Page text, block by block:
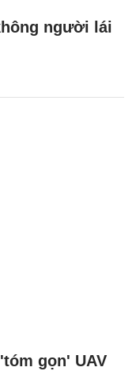
người lái
gọn' UAV